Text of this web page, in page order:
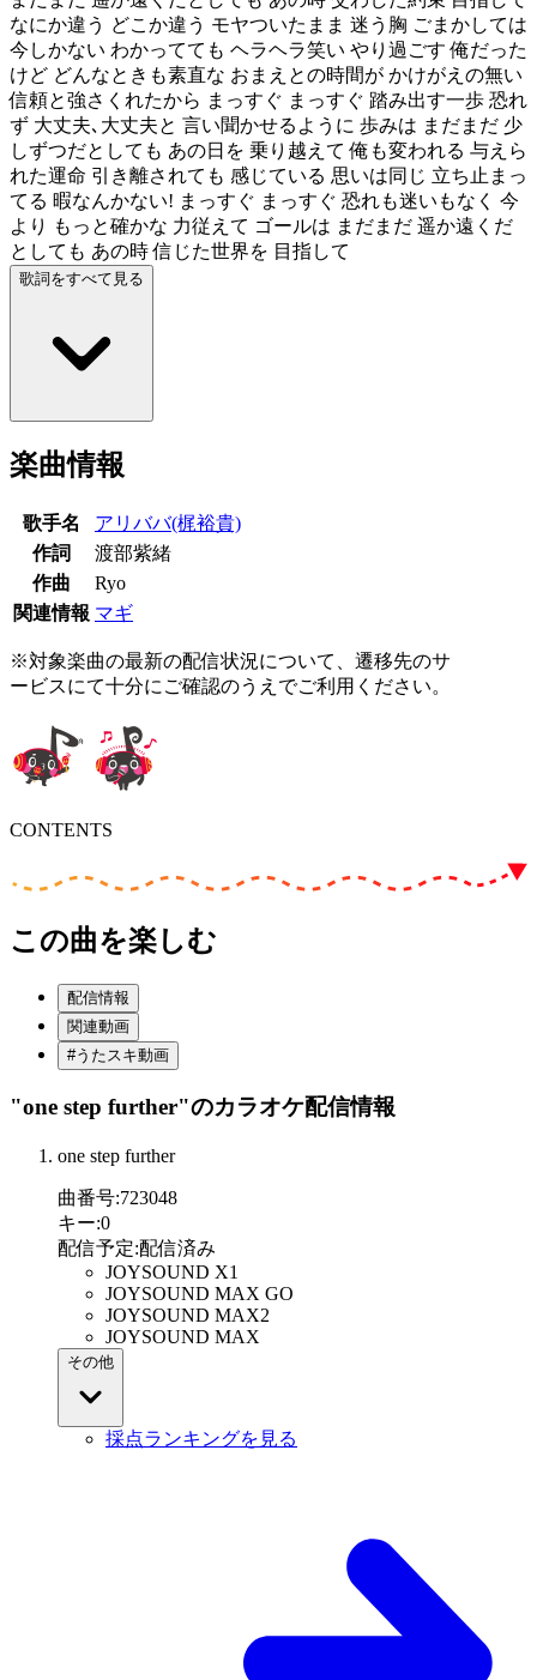
なにか違う どこか違う モヤついたまま 迷う胸 ごまかしては
今しかない わかってても ヘラヘラ笑い やり過ごす 俺だった
けど どんなときも素直な おまえとの時間が かけがえの無い
信頼と強さくれたから まっすぐ まっすぐ 踏み出す一歩 恐れ
ず 大丈夫､大丈夫と 言い聞かせるように 歩みは まだまだ 少
しずつだとしても あの日を 乗り越えて 俺も変われる 与えら
れた運命 引き離されても 感じている 思いは同じ 立ち止まっ
てる 暇なんかない! まっすぐ まっすぐ 恐れも迷いもなく 今
より もっと確かな 力従えて ゴールは まだまだ 遥か遠くだ
としても あの時 信じた世界を 目指して
歌詞をすべて見る
楽曲情報
歌手名
アリババ(梶裕貴)
作詞
渡部紫緒
作曲
Ryo
関連情報 マギ
※対象楽曲の最新の配信状況について、遷移先のサ
ービスにて十分にご確認のうえでご利用ください。
CONTENTS
この曲を楽しむ
配信情報
関連動画
#うたスキ動画
"one step further"のカラオケ配信情報
one step further
曲番号:723048
キー:0
配信予定:配信済み
JOYSOUND X1
JOYSOUND MAX GO
JOYSOUND MAX2
JOYSOUND MAX
その他
採点ランキングを見る